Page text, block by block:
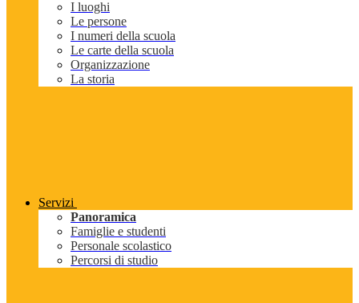
I luoghi
Le persone
I numeri della scuola
Le carte della scuola
Organizzazione
La storia
Servizi
Panoramica
Famiglie e studenti
Personale scolastico
Percorsi di studio